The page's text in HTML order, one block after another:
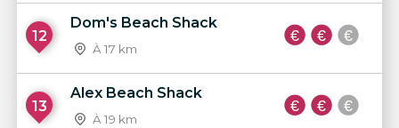
12
Dom's Beach Shack
À 17 km
13
Alex Beach Shack
À 19 km